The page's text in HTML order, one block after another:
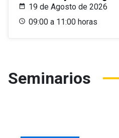
19 de Agosto de 2026
09:00 a 11:00 horas
Seminarios